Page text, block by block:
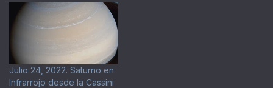
Julio 24, 2022. Saturno en
Infrarrojo desde la Cassini